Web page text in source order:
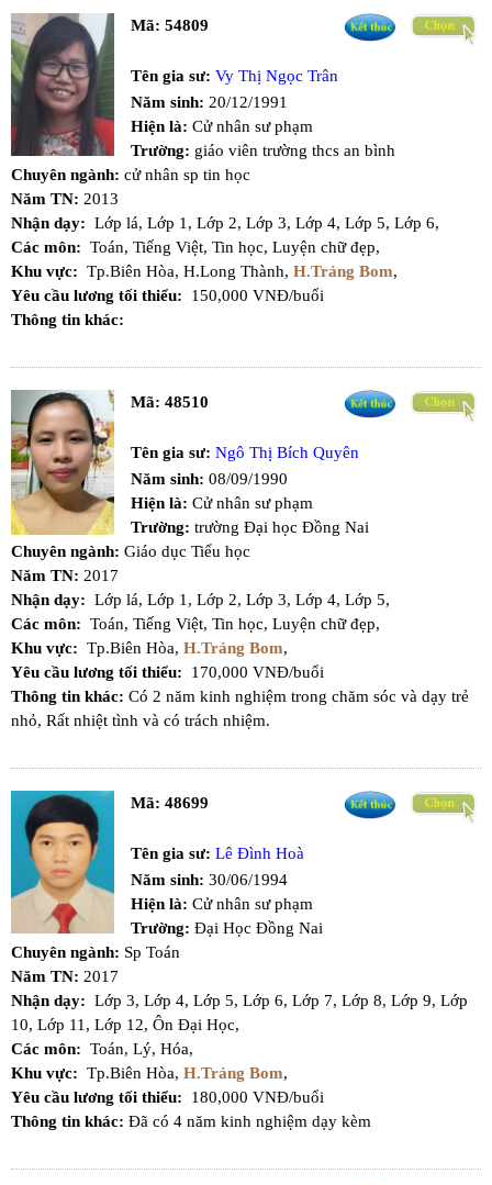
Mã: 54809
Tên gia sư: Vy Thị Ngọc Trân
Năm sinh: 20/12/1991
Hiện là: Cử nhân sư phạm
Trường: giáo viên trường thcs an bình
Chuyên ngành: cử nhân sp tin học
Năm TN: 2013
Nhận dạy: Lớp lá, Lớp 1, Lớp 2, Lớp 3, Lớp 4, Lớp 5, Lớp 6,
Các môn: Toán, Tiếng Việt, Tin học, Luyện chữ đẹp,
Khu vực: Tp.Biên Hòa, H.Long Thành, H.Trảng Bom,
Yêu cầu lương tối thiểu:
150,000 VNĐ/buổi
Thông tin khác:
Mã: 48510
Tên gia sư: Ngô Thị Bích Quyên
Năm sinh: 08/09/1990
Hiện là: Cử nhân sư phạm
Trường: trường Đại học Đồng Nai
Chuyên ngành: Giáo dục Tiểu học
Năm TN: 2017
Nhận dạy: Lớp lá, Lớp 1, Lớp 2, Lớp 3, Lớp 4, Lớp 5,
Các môn: Toán, Tiếng Việt, Tin học, Luyện chữ đẹp,
Khu vực: Tp.Biên Hòa, H.Trảng Bom,
Yêu cầu lương tối thiểu:
170,000 VNĐ/buổi
Thông tin khác: Có 2 năm kinh nghiệm trong chăm sóc và dạy trẻ
nhỏ, Rất nhiệt tình và có trách nhiệm.
Mã: 48699
Tên gia sư: Lê Đình Hoà
Năm sinh: 30/06/1994
Hiện là: Cử nhân sư phạm
Trường: Đại Học Đồng Nai
Chuyên ngành: Sp Toán
Năm TN: 2017
Nhận dạy: Lớp 3, Lớp 4, Lớp 5, Lớp 6, Lớp 7, Lớp 8, Lớp 9, Lớp
10, Lớp 11, Lớp 12, Ôn Đại Học,
Các môn: Toán, Lý, Hóa,
Khu vực: Tp.Biên Hòa, H.Trảng Bom,
Yêu cầu lương tối thiểu:
180,000 VNĐ/buổi
Thông tin khác: Đã có 4 năm kinh nghiệm dạy kèm